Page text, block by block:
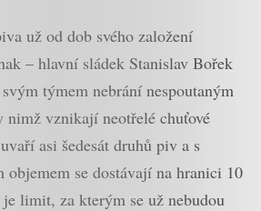
už od dob svého založení
– hlavní sládek Stanislav Bořek
týmem nebrání nespoutaným
nimž vznikají neotřelé chuťové
asi šedesát druhů piv a s
objemem se dostávají na hranici 10
limit, za kterým se už nebudou